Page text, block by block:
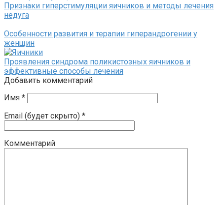
Признаки гиперстимуляции яичников и методы лечения
недуга
Особенности развития и терапии гиперандрогении у
женщин
Проявления синдрома поликистозных яичников и
эффективные способы лечения
Добавить комментарий
Имя *
Email (будет скрыто) *
Комментарий